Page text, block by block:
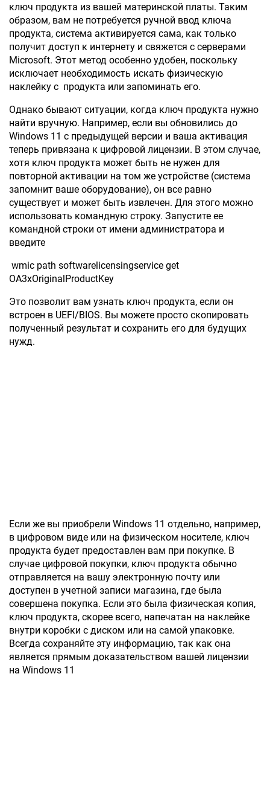
ключ продукта из вашей материнской платы. Таким
образом, вам не потребуется ручной ввод ключа
продукта, система активируется сама, как только
получит доступ к интернету и свяжется с серверами
Microsoft. Этот метод особенно удобен, поскольку
исключает необходимость искать физическую
наклейку с продукта или запоминать его.
Однако бывают ситуации, когда ключ продукта нужно
найти вручную. Например, если вы обновились до
Windows 11 с предыдущей версии и ваша активация
теперь привязана к цифровой лицензии. В этом случае,
хотя ключ продукта может быть не нужен для
повторной активации на том же устройстве (система
запомнит ваше оборудование), он все равно
существует и может быть извлечен. Для этого можно
использовать командную строку. Запустите ее
командной строки от имени администратора и
введите
wmic path softwarelicensingservice get
OA3xOriginalProductKey
Это позволит вам узнать ключ продукта, если он
встроен в UEFI/BIOS. Вы можете просто скопировать
полученный результат и сохранить его для будущих
нужд.
Если же вы приобрели Windows 11 отдельно, например,
в цифровом виде или на физическом носителе, ключ
продукта будет предоставлен вам при покупке. В
случае цифровой покупки, ключ продукта обычно
отправляется на вашу электронную почту или
доступен в учетной записи магазина, где была
совершена покупка. Если это была физическая копия,
ключ продукта, скорее всего, напечатан на наклейке
внутри коробки с диском или на самой упаковке.
Всегда сохраняйте эту информацию, так как она
является прямым доказательством вашей лицензии
на Windows 11